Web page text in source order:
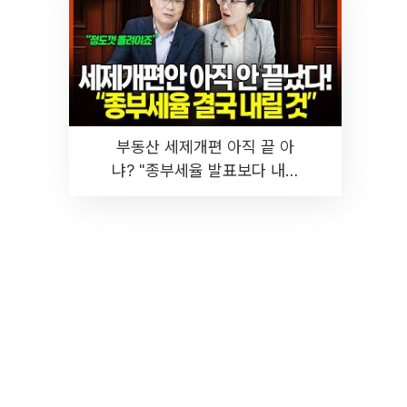
부동산 세제개편 아직 끝 아
냐? "종부세율 발표보다 내릴